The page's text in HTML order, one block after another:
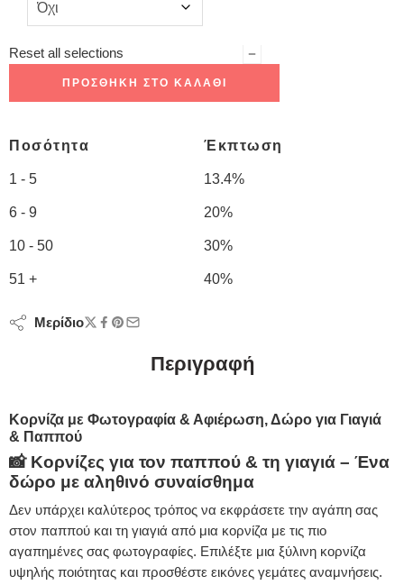
Reset all selections
ΠΡΟΣΘΉΚΗ ΣΤΟ ΚΑΛΆΘΙ
Ποσότητα Έκπτωση
1 - 5 13.4%
6 - 9 20%
10 - 50 30%
51 + 40%
Μερίδιο
Περιγραφή
Κορνίζα με Φωτογραφία & Αφιέρωση, Δώρο για Γιαγιά
& Παππού
📸 Κορνίζες για τον παππού & τη γιαγιά – Ένα
δώρο με αληθινό συναίσθημα
Δεν υπάρχει καλύτερος τρόπος να εκφράσετε την αγάπη σας
στον παππού και τη γιαγιά από μια κορνίζα με τις πιο
αγαπημένες σας φωτογραφίες. Επιλέξτε μια ξύλινη κορνίζα
υψηλής ποιότητας και προσθέστε εικόνες γεμάτες αναμνήσεις.